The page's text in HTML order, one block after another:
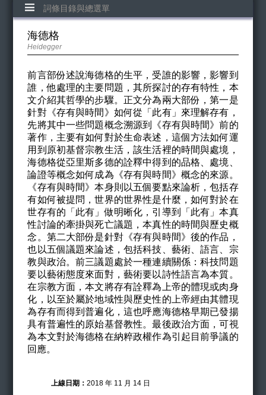
詞條目錄與總選單
海德格
Heidegger
前言部份述說海德格的生平，受誰的影響，影響到
誰，他處理的主要問題，其所探討的存有特性，本
文介紹其哲學的步驟。正文分為兩大部份，第一是
針對《存有與時間》如何從「此有」來理解存有，
先將其中一些問題概念溯源到《存有與時間》前的
著作，主要有如何對於生命表述，這個方法如何運
用到原初基督宗教生活，該生活裡的時間與處境，
海德格從亞里斯多德的詮釋中得到的品格、處境、
論證等概念如何成為《存有與時間》概念的來源。
《存有與時間》本身則以五個要點來論析，包括存
有如何被提問，世界的世界性是什麼，如何對於在
世存有的「此有」做明晰化，引導到「此有」本真
性討論的牽掛與死亡議題，本真性的時間與歷史概
念。第二大部份是針對《存有與時間》後的作品，
也以五個議題來論述，包括科技、藝術、語言、宗
教與政治。前三議題處於一種連續關係：科技問題
要以藝術態度來面對，藝術要以詩性語言為本質。
在宗教方面，本文將存有詮釋為上帝的體現或肉身
化，以至於屬於地域性與歷史性的上帝經由其體現
為存有而得到普遍化，這也呼應海德格早期已發揚
具有普遍性的原始基督教性。最後政治方面，可視
為本文對於海德格在納粹政權作為引起目前爭議的
回應。
上線日期：2018 年 11 月 14 日